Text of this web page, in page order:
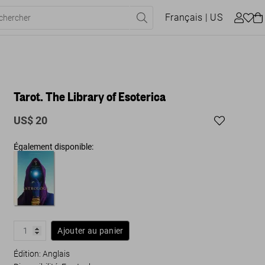
Français | US
Tarot. The Library of Esoterica
US$ 20
Également disponible:
Ajouter au panier
Édition: Anglais